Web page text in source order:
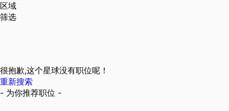
区域
筛选
很抱歉,这个星球没有职位呢！
重新搜索
- 为你推荐职位 -